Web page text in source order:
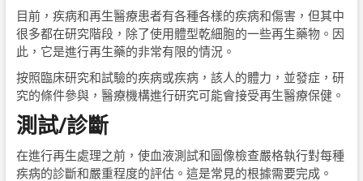
目前，疾病和再生醫療患者有各種各樣的疾病和傷害，但其中
很多都在研究階段，除了使用體型乾細胞的一些再生藥物。因
此，它是進行再生藥的非常有限的情況。
按照臨床研究和試驗的疾病或疾病，該人的體力，並發症，研
究的條件參與，醫療機構進行研究可能會接受再生醫療保健。
測試/診斷
在進行再生處理之前，使血液測試和圖像檢查嚴格執行對每種
疾病的診斷和嚴重程度的評估。這是常見的根據需要完成。